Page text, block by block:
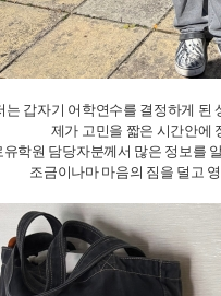
는 갑자기 어학연수를 결정하게 된
제가 고민을 짧은 시간안에
유학원 담당자분께서 많은 정보를
조금이나마 마음의 짐을 덜고